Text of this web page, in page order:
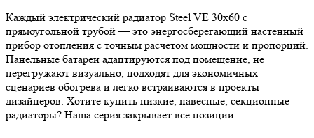
Каждый электрический радиатор Steel VE 30х60 с
прямоугольной трубой — это энергосберегающий настенный
прибор отопления с точным расчетом мощности и пропорций.
Панельные батареи адаптируются под помещение, не
перегружают визуально, подходят для экономичных
сценариев обогрева и легко встраиваются в проекты
дизайнеров. Хотите купить низкие, навесные, секционные
радиаторы? Наша серия закрывает все позиции.